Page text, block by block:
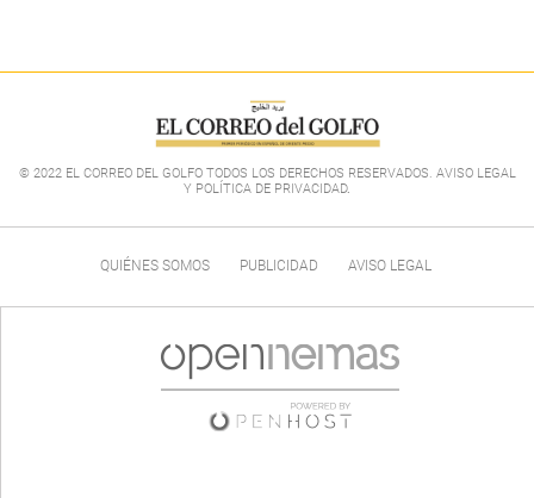
© 2022 EL CORREO DEL GOLFO TODOS LOS DERECHOS RESERVADOS. AVISO LEGAL
Y POLÍTICA DE PRIVACIDAD.
QUIÉNES SOMOS PUBLICIDAD AVISO LEGAL